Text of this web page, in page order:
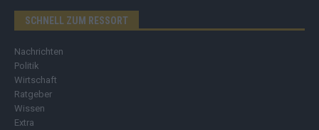
SCHNELL ZUM RESSORT
Nachrichten
Politik
Wirtschaft
Ratgeber
Wissen
Extra